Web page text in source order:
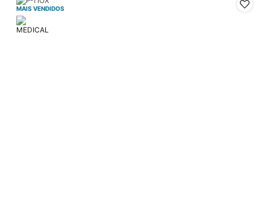
MAIS VENDIDOS